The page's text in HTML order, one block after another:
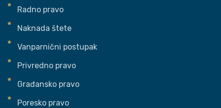
Radno pravo
Naknada štete
Vanparnični postupak
Privredno pravo
Građansko pravo
Poresko pravo